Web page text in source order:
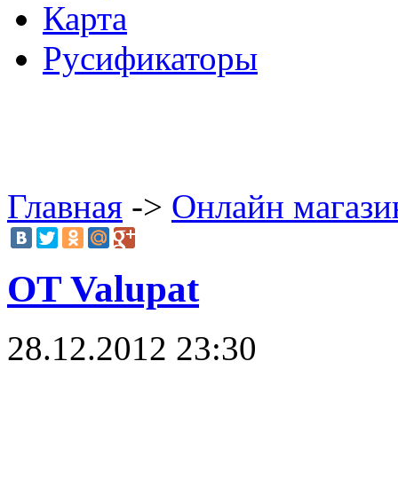
Карта
Русификаторы
Главная -> Онлайн
OT Valupat
28.12.2012 23:30